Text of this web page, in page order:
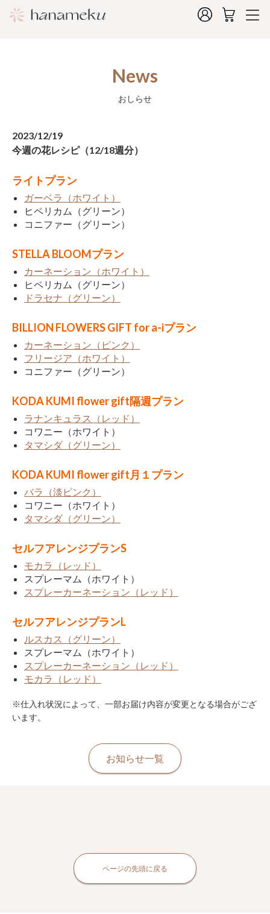
News
おしらせ
2023/12/19
今週の花レシピ（12/18週分）
ライトプラン
ガーベラ（ホワイト）
ヒペリカム（グリーン）
コニファー（グリーン）
STELLA BLOOMプラン
カーネーション（ホワイト）
ヒペリカム（グリーン）
ドラセナ（グリーン）
BILLION FLOWERS GIFT for a-iプラン
カーネーション（ピンク）
フリージア（ホワイト）
コニファー（グリーン）
KODA KUMI flower gift隔週プラン
ラナンキュラス（レッド）
コワニー（ホワイト）
タマシダ（グリーン）
KODA KUMI flower gift月１プラン
バラ（淡ピンク）
コワニー（ホワイト）
タマシダ（グリーン）
セルフアレンジプランS
モカラ（レッド）
スプレーマム（ホワイト）
スプレーカーネーション（レッド）
セルフアレンジプランL
ルスカス（グリーン）
スプレーマム（ホワイト）
スプレーカーネーション（レッド）
モカラ（レッド）
※仕入れ状況によって、一部お届け内容が変更となる場合がござ
います。
お知らせ一覧
ページの先頭に戻る